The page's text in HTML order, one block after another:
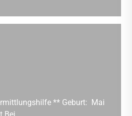
** Geburt: Mai
...